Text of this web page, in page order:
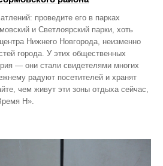
проведите его в парках
и Светлоярский парки, хоть
Нижнего Новгорода, неизменно
города. У этих общественных
— они стали свидетелями многих
радуют посетителей и хранят
чем живут эти зоны отдыха сейчас,
Н».